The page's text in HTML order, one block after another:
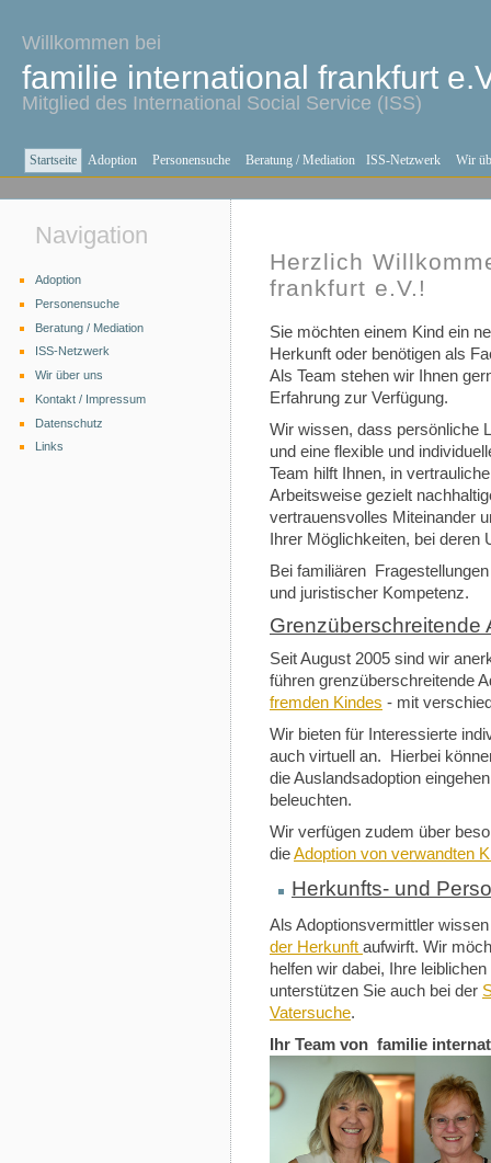
Willkommen bei
familie international frankfurt
Mitglied des International Social Service (ISS)
Startseite Adoption Personensuche Beratung / Mediation ISS-Netzwerk Wir
Navigation
Adoption
Personensuche
Beratung / Mediation
ISS-Netzwerk
Wir über uns
Kontakt / Impressum
Datenschutz
Links
Herzlich
frankfurt e.V.!
Sie möchten einem Kind ein
Herkunft oder benötigen als
Als Team stehen wir Ihnen
Erfahrung zur Verfügung.
Wir wissen, dass persönliche
und eine flexible und
Team hilft Ihnen, in
Arbeitsweise gezielt
vertrauensvolles Miteinander
Ihrer Möglichkeiten, bei
Bei familiären
und juristischer Kompetenz.
Grenzüberschreitende
Seit August 2005 sind wir
führen grenzüberschreitende
fremden Kindes - mit
Wir bieten für Interessierte
auch virtuell an. Hierbei
die Auslandsadoption
beleuchten.
Wir verfügen zudem über
dieAdoption von verwandten
Herkunfts- und
Als Adoptionsvermittler
der Herkunft aufwirft. Wir
helfen wir dabei, Ihre
unterstützen Sie auch bei der
Vatersuche.
Ihr Team von familie